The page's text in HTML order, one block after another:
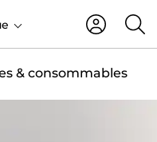
& consommables